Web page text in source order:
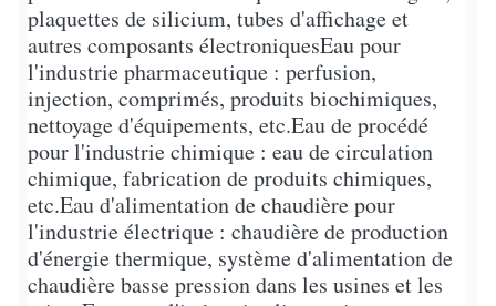
plaquettes de silicium, tubes d'affichage et
autres composants électroniquesEau pour
l'industrie pharmaceutique : perfusion,
injection, comprimés, produits biochimiques,
nettoyage d'équipements, etc.Eau de procédé
pour l'industrie chimique : eau de circulation
chimique, fabrication de produits chimiques,
etc.Eau d'alimentation de chaudière pour
l'industrie électrique : chaudière de production
d'énergie thermique, système d'alimentation de
chaudière basse pression dans les usines et les